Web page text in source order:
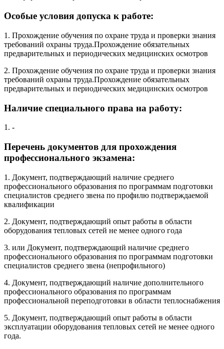
Особые условия допуска к работе:
1. Прохождение обучения по охране труда и проверки знания
требований охраны труда.Прохождение обязательных
предварительных и периодических медицинских осмотров
2. Прохождение обучения по охране труда и проверки знания
требований охраны труда.Прохождение обязательных
предварительных и периодических медицинских осмотров
Наличие специального права на работу:
1. -
Перечень документов для прохождения
профессионального экзамена:
1. Документ, подтверждающий наличие среднего
профессионального образования по программам подготовки
специалистов среднего звена по профилю подтверждаемой
квалификации
2. Документ, подтверждающий опыт работы в области
оборудования тепловых сетей не менее одного года
3. или Документ, подтверждающий наличие среднего
профессионального образования по программам подготовки
специалистов среднего звена (непрофильного)
4. Документ, подтверждающий наличие дополнительного
профессионального образования по программам
профессиональной переподготовки в области теплоснабжения
5. Документ, подтверждающий опыт работы в области
эксплуатации оборудования тепловых сетей не менее одного
года.